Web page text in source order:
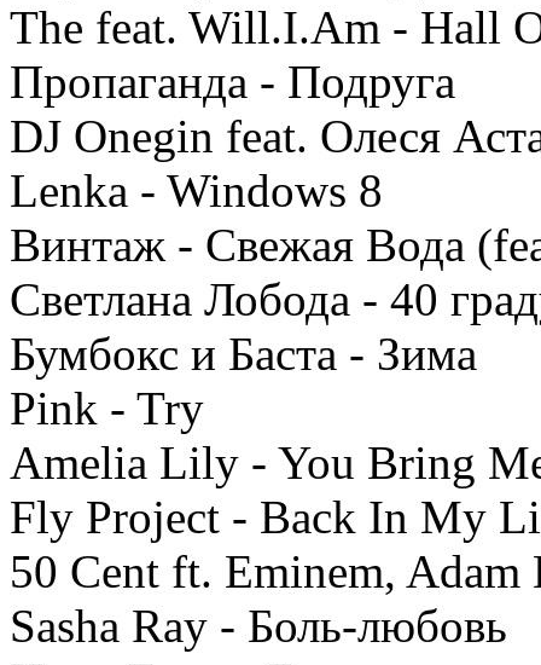
The feat. Will.I.Am - Hall
Пропаганда - Подруга
DJ Onegin feat. Олеся
Lenka - Windows 8
Винтаж - Свежая Вода
Светлана Лобода - 40
Бумбокс и Баста - Зима
Pink - Try
Amelia Lily - You Bring
Fly Project - Back In My
50 Cent ft. Eminem,
Sasha Ray - Боль-любовь